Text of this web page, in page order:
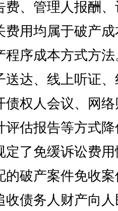
费、管理人报酬
费用均属于破产
程序成本方式方
送达、线上听证
债权人会议、网
评估报告等方式
定了免缓诉讼费
的破产案件免收
收债务人财产向